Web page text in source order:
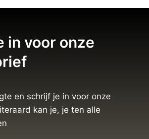
in voor onze
en schrijf je in voor onze
kan je, je ten alle